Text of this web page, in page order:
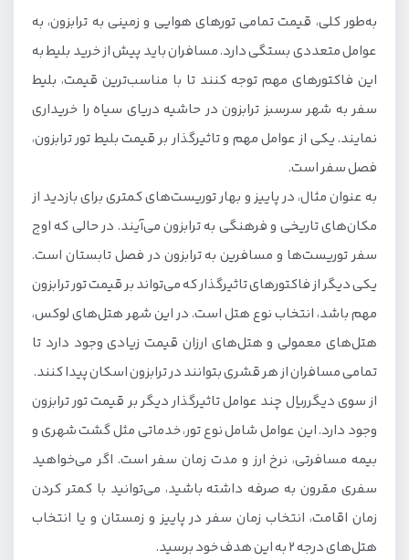
به‌طور کلی، قیمت تمامی تورهای هوایی و زمینی به ترابزون، به
عوامل متعددی بستگی دارد. مسافران باید پیش از خرید بلیط به
این فاکتورهای مهم توجه کنند تا با مناسب‌ترین قیمت، بلیط
سفر به شهر سرسبز ترابزون در حاشیه دریای سیاه را خریداری
نمایند. یکی از عوامل مهم و تاثیرگذار بر قیمت بلیط تور ترابزون،
فصل سفر است.
به عنوان مثال، در پاییز و بهار توریست‌های کمتری برای بازدید از
مکان‌های تاریخی و فرهنگی به ترابزون می‌آیند. در حالی که اوج
سفر توریست‌ها و مسافرین به ترابزون در فصل تابستان است.
یکی دیگر از فاکتورهای تاثیرگذار که می‌تواند بر قیمت تور ترابزون
مهم باشد، انتخاب نوع هتل است. در این شهر هتل‌های لوکس،
هتل‌های معمولی و هتل‌های ارزان قیمت زیادی وجود دارد تا
تمامی مسافران از هر قشری بتوانند در ترابزون اسکان پیدا کنند.
از سوی دیگرريال چند عوامل تاثیرگذار دیگر بر قیمت تور ترابزون
وجود دارد. این عوامل شامل نوع تور، خدماتی مثل گشت شهری و
بیمه مسافرتی، نرخ ارز و مدت زمان سفر است. اگر می‌خواهید
سفری مقرون به صرفه داشته باشید، می‌توانید با کمتر کردن
زمان اقامت، انتخاب زمان سفر در پاییز و زمستان و یا انتخاب
هتل‌های درجه 2 به این هدف خود برسید.